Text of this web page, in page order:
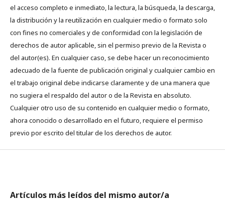
el acceso completo e inmediato, la lectura, la búsqueda, la descarga,
la distribución y la reutilización en cualquier medio o formato solo
con fines no comerciales y de conformidad con la legislación de
derechos de autor aplicable, sin el permiso previo de la Revista o
del autor(es). En cualquier caso, se debe hacer un reconocimiento
adecuado de la fuente de publicación original y cualquier cambio en
el trabajo original debe indicarse claramente y de una manera que
no sugiera el respaldo del autor o de la Revista en absoluto.
Cualquier otro uso de su contenido en cualquier medio o formato,
ahora conocido o desarrollado en el futuro, requiere el permiso
previo por escrito del titular de los derechos de autor.
Artículos más leídos del mismo autor/a